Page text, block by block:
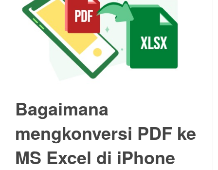
Bagaimana
mengkonversi PDF ke
MS Excel di iPhone